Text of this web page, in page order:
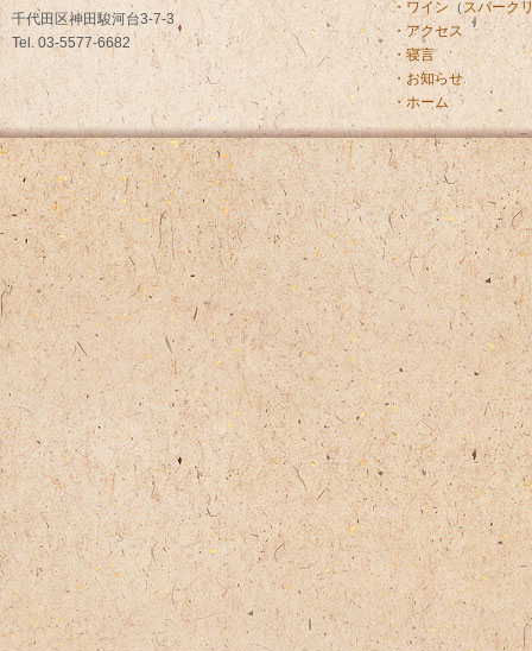
千代田区神田駿河台3-7-3
Tel. 03-5577-6682
・ワイン （スパーク
・アクセス
・寝言
・お知らせ
・ホーム